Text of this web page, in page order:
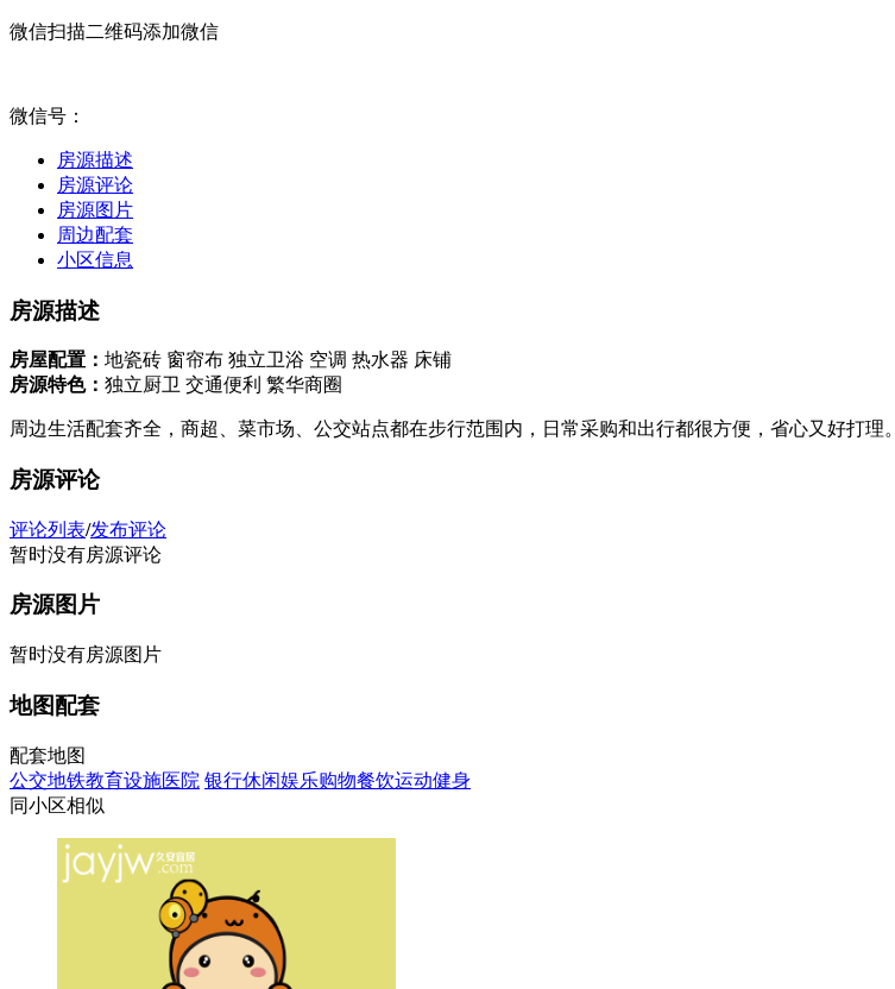
微信扫描二维码添加微信
微信号：
房源描述
房源评论
房源图片
周边配套
小区信息
房源描述
房屋配置： 地瓷砖 窗帘布 独立卫浴 空调 热水器 床铺
房源特色： 独立厨卫 交通便利 繁华商圈
周边生活配套齐全，商超、菜市场、公交站点都在步行范围内，日常采购和出行都很方便，省心又好打理。
房源评论
评论列表/发布评论
暂时没有房源评论
房源图片
暂时没有房源图片
地图配套
配套地图
公交地铁教育设施医院 银行休闲娱乐购物餐饮运动健身
同小区相似